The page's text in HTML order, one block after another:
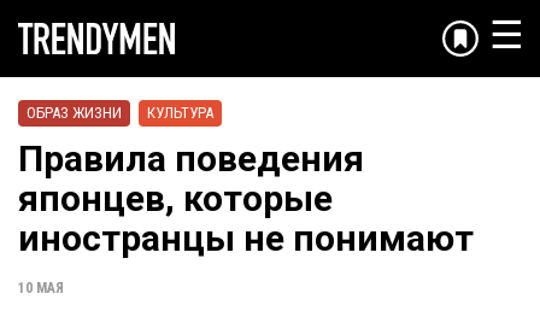
☰
ОБРАЗ ЖИЗНИ КУЛЬТУРА
Правила поведения
японцев, которые
иностранцы не понимают
10 МАЯ